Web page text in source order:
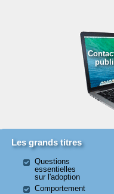
Les grands titres
Questions
essentielles
sur l'adoption
Comportement